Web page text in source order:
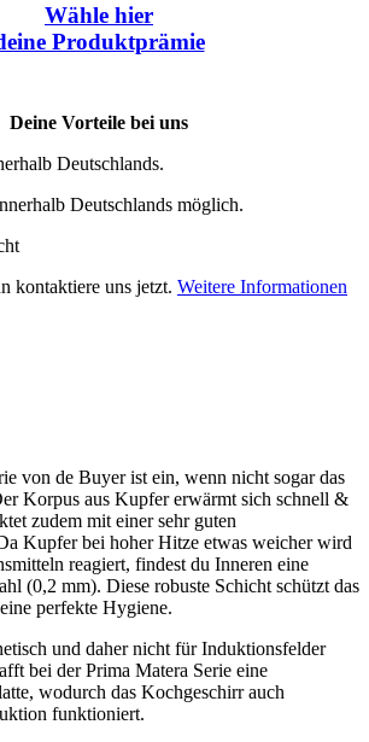
Wähle hier
Produktprämie
Deine Vorteile bei uns
Deutschlands.
Deutschlands möglich.
kontaktiere uns jetzt. Weitere Informationen
von de Buyer ist ein, wenn nicht sogar das
Korpus aus Kupfer erwärmt sich schnell &
zudem mit einer sehr guten
Kupfer bei hoher Hitze etwas weicher wird
reagiert, findest du Inneren eine
(0,2 mm). Diese robuste Schicht schützt das
perfekte Hygiene.
und daher nicht für Induktionsfelder
bei der Prima Matera Serie eine
wodurch das Kochgeschirr auch
funktioniert.